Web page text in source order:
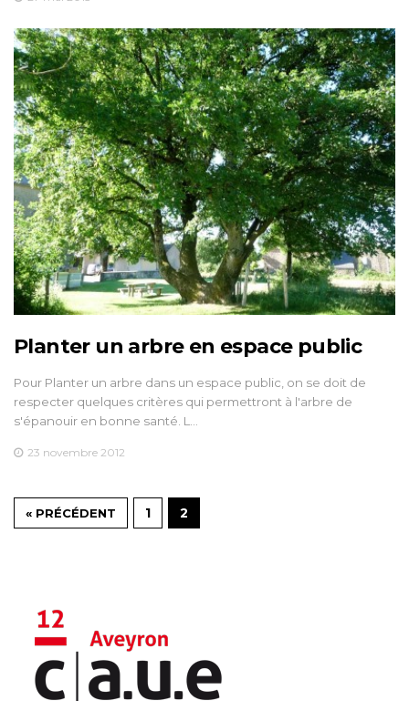
Planter un arbre en espace public
Pour Planter un arbre dans un espace public, on se doit de
respecter quelques critères qui permettront à l'arbre de
s'épanouir en bonne santé. L…
23 novembre 2012
« PRÉCÉDENT 1 2